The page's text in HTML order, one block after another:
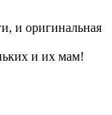
и оригинальная
и их мам!